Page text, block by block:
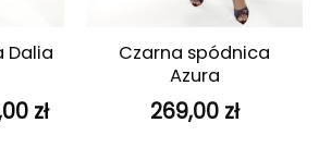
Dalia
złAktualna
Czarna spódnica
Azura
269,00 zł